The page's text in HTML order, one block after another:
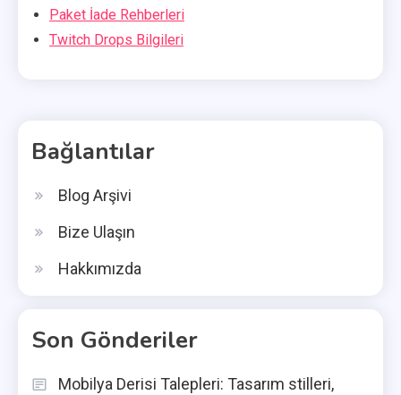
Paket İade Rehberleri
Twitch Drops Bilgileri
Bağlantılar
Blog Arşivi
Bize Ulaşın
Hakkımızda
Son Gönderiler
Mobilya Derisi Talepleri: Tasarım stilleri,